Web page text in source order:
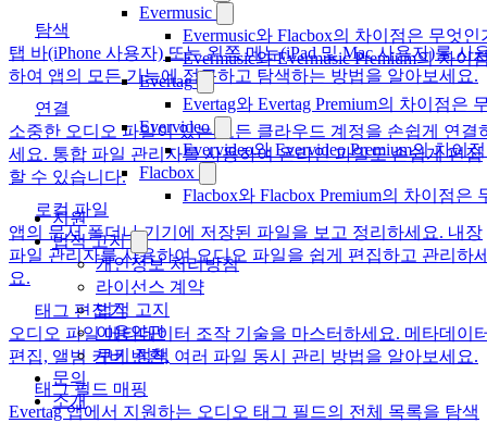
Evermusic
Evermusic와 Flacbox의 차이점은 무엇인
Evermusic와 Evermusic Premium의 차이
Evertag
Evertag와 Evertag Premium의 차이점은
Evervideo
Evervideo와 Evervideo Premium의 차이
Flacbox
Flacbox와 Flacbox Premium의 차이점은
지원
법적 고지
개인정보 처리방침
라이선스 계약
법적 고지
이용약관
쿠키 정책
문의
소개
탐색
탭 바(iPhone 사용자) 또는 왼쪽 메뉴(iPad 및 Mac 사용자)를 사
하여 앱의 모든 기능에 접근하고 탐색하는 방법을 알아보세요.
연결
소중한 오디오 파일이 있는 모든 클라우드 계정을 손쉽게 연결
세요. 통합 파일 관리자를 사용하여 온라인 파일도 손쉽게 편집
할 수 있습니다.
로컬 파일
앱의 문서 폴더나 기기에 저장된 파일을 보고 정리하세요. 내장
파일 관리자를 사용하여 오디오 파일을 쉽게 편집하고 관리하
요.
태그 편집기
오디오 파일 메타데이터 조작 기술을 마스터하세요. 메타데이
편집, 앨범 커버 변환, 여러 파일 동시 관리 방법을 알아보세요.
태그 필드 매핑
Evertag 앱에서 지원하는 오디오 태그 필드의 전체 목록을 탐색